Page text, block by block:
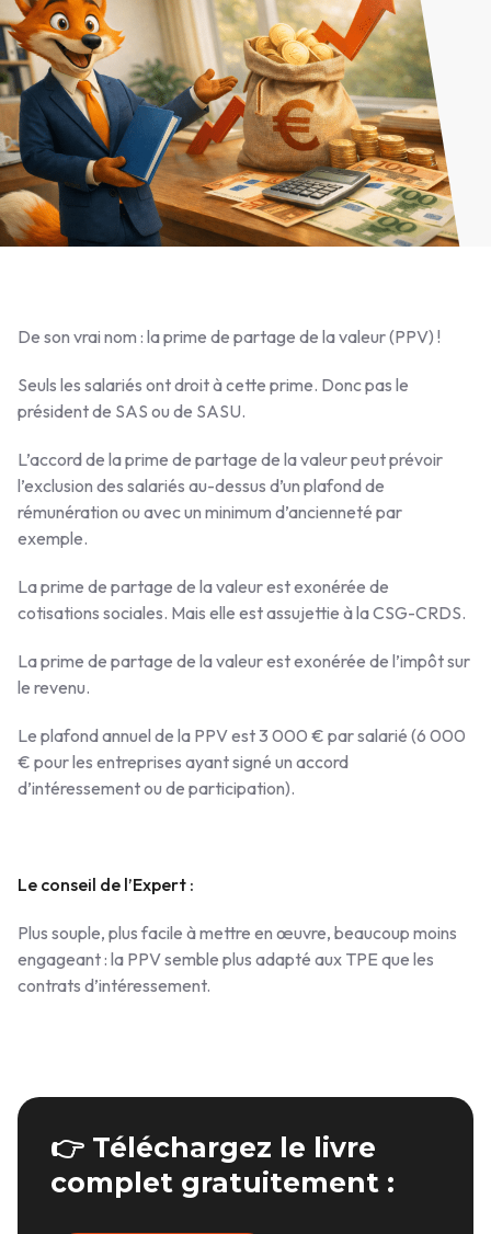
De son vrai nom : la prime de partage de la valeur (PPV) !
Seuls les salariés ont droit à cette prime. Donc pas le
président de SAS ou de SASU.
L’accord de la prime de partage de la valeur peut prévoir
l’exclusion des salariés au-dessus d’un plafond de
rémunération ou avec un minimum d’ancienneté par
exemple.
La prime de partage de la valeur est exonérée de
cotisations sociales. Mais elle est assujettie à la CSG-CRDS.
La prime de partage de la valeur est exonérée de l’impôt sur
le revenu.
Le plafond annuel de la PPV est 3 000 € par salarié (6 000
€ pour les entreprises ayant signé un accord
d’intéressement ou de participation).
Le conseil de l’Expert :
Plus souple, plus facile à mettre en œuvre, beaucoup moins
engageant : la PPV semble plus adapté aux TPE que les
contrats d’intéressement.
👉 Téléchargez le livre
complet gratuitement :